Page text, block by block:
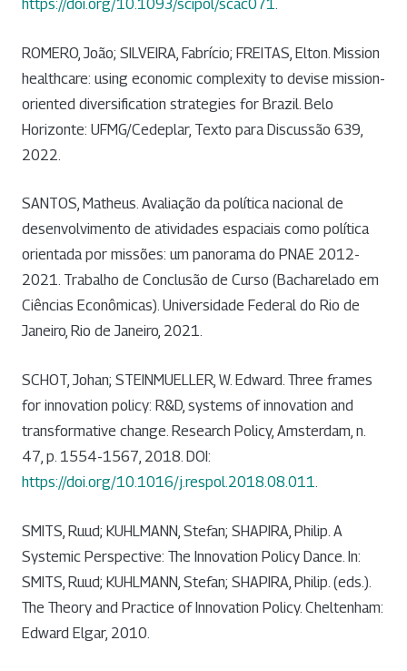
https://doi.org/10.1093/scipol/scac071.
ROMERO, João; SILVEIRA, Fabrício; FREITAS, Elton. Mission
healthcare: using economic complexity to devise mission-
oriented diversification strategies for Brazil. Belo
Horizonte: UFMG/Cedeplar, Texto para Discussão 639,
2022.
SANTOS, Matheus. Avaliação da política nacional de
desenvolvimento de atividades espaciais como política
orientada por missões: um panorama do PNAE 2012-
2021. Trabalho de Conclusão de Curso (Bacharelado em
Ciências Econômicas). Universidade Federal do Rio de
Janeiro, Rio de Janeiro, 2021.
SCHOT, Johan; STEINMUELLER, W. Edward. Three frames
for innovation policy: R&D, systems of innovation and
transformative change. Research Policy, Amsterdam, n.
47, p. 1554-1567, 2018. DOI:
https://doi.org/10.1016/j.respol.2018.08.011.
SMITS, Ruud; KUHLMANN, Stefan; SHAPIRA, Philip. A
Systemic Perspective: The Innovation Policy Dance. In:
SMITS, Ruud; KUHLMANN, Stefan; SHAPIRA, Philip. (eds.).
The Theory and Practice of Innovation Policy. Cheltenham:
Edward Elgar, 2010.